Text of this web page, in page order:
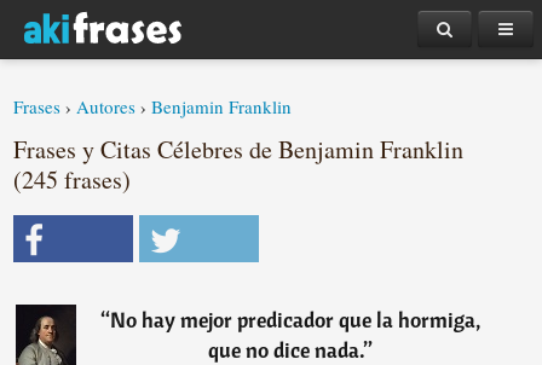
Frases ›Autores ›Benjamin Franklin
Frases y Citas Célebres de Benjamin Franklin
(245 frases)
“No hay mejor predicador que la hormiga,
que no dice nada.”